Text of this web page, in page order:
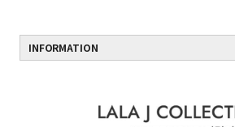
INFORMATION